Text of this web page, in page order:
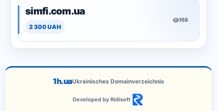
simfi.com.ua
2 300 UAH
168
1h.uaUkrainisches Domainverzeichnis
Developed by Ridisoft